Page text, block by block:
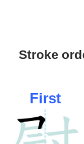
Stroke
First